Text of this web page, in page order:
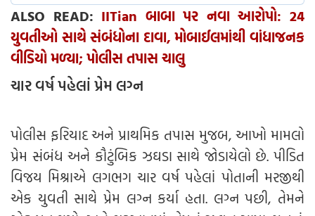
ALSO READ: IITian બાબા પર નવા આરોપો: 24
યુવતીઓ સાથે સંબંધોના દાવા, મોબાઈલમાંથી વાંધાજનક
વીડિયો મળ્યા; પોલીસ તપાસ ચાલુ
ચાર વર્ષ પહેલાં પ્રેમ લગ્ન
પોલીસ ફરિયાદ અને પ્રાથમિક તપાસ મુજબ, આખો મામલો
પ્રેમ સંબંધ અને કૌટુંબિક ઝઘડા સાથે જોડાયેલો છે. પીડિત
વિજય મિશ્રાએ લગભગ ચાર વર્ષ પહેલાં પોતાની મરજીથી
એક યુવતી સાથે પ્રેમ લગ્ન કર્યા હતા. લગ્ન પછી, તેમને